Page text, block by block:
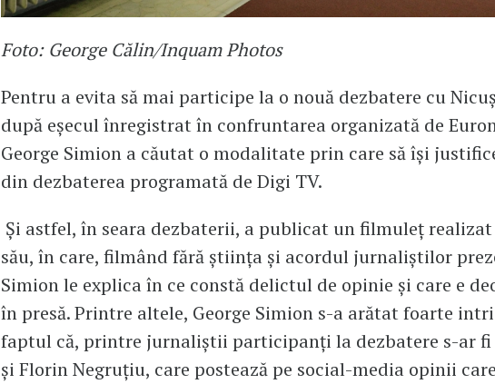
Foto: George Călin/Inquam Photos
Pentru a evita să mai participe la o nouă dezbatere cu
după eșecul înregistrat în confruntarea organizată de
George Simion a căutat o modalitate prin care să își
din dezbaterea programată de Digi TV.
Și astfel, în seara dezbaterii, a publicat un filmuleț
său, în care, filmând fără știința și acordul jurnaliștilor
Simion le explica în ce constă delictul de opinie și care e
în presă. Printre altele, George Simion s-a arătat foarte
faptul că, printre jurnaliștii participanți la dezbatere s-ar
și Florin Negruțiu, care postează pe social-media opinii